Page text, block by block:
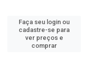
Faça seu login ou
cadastre-se para
ver preços e
comprar